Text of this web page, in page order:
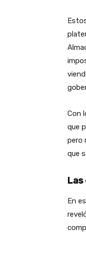
Con
que
pero
que
Las
En